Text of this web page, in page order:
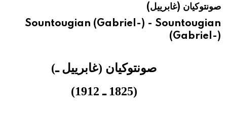
هيئة الموسوعة العربية تطلق موسوعات جديدة في عام 2026
صونتوكيان (غابرييل)
Sountougian (Gabriel-) - Sountougian
(Gabriel-)
صونتوكيان (غابرييل ـ)
(1825 ـ 1912)